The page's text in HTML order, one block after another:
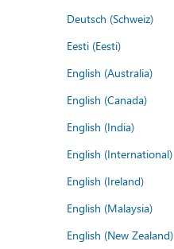
Deutsch (Schweiz)
Eesti (Eesti)
English (Australia)
English (Canada)
English (India)
English (International)
English (Ireland)
English (Malaysia)
English (New Zealand)